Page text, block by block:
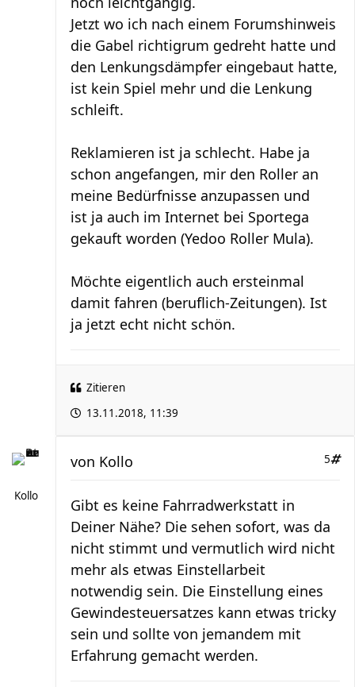
Jetzt wo ich nach einem Forumshinweis
die Gabel richtigrum gedreht hatte und
den Lenkungsdämpfer eingebaut hatte,
ist kein Spiel mehr und die Lenkung
schleift.
Reklamieren ist ja schlecht. Habe ja
schon angefangen, mir den Roller an
meine Bedürfnisse anzupassen und
ist ja auch im Internet bei Sportega
gekauft worden (Yedoo Roller Mula).
Möchte eigentlich auch ersteinmal
damit fahren (beruflich-Zeitungen). Ist
ja jetzt echt nicht schön.
Zitieren
13.11.2018, 11:39
Kollo
5
von Kollo
Gibt es keine Fahrradwerkstatt in
Deiner Nähe? Die sehen sofort, was da
nicht stimmt und vermutlich wird nicht
mehr als etwas Einstellarbeit
notwendig sein. Die Einstellung eines
Gewindesteuersatzes kann etwas tricky
sein und sollte von jemandem mit
Erfahrung gemacht werden.